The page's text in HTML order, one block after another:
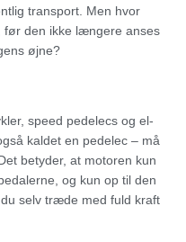
transport. Men hvor
før den ikke længere anses
øjne?
speed pedelecs og el-
kaldet en pedelec – må
betyder, at motoren kun
og kun op til den
selv træde med fuld kraft